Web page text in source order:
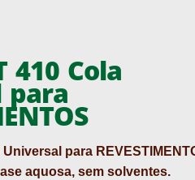
410 Cola
para
para
aquosa, sem solventes.